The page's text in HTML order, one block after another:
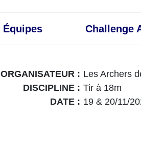
Équipes Challenge
ORGANISATEUR :
DISCIPLINE :
DATE :
Les Archers
Tir à 18m
19 & 20/11/